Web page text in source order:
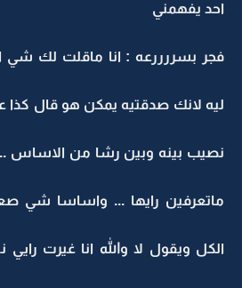
احد يفهمني
فجر بسررررعه : انا ماقلت لك شي
ليه لانك صدقتيه يمكن هو قال
نصيب بينه وبين رشا من الاساس
ماتعرفين رايها ... واساسا شي
الكل ويقول لا والله انا غيرت